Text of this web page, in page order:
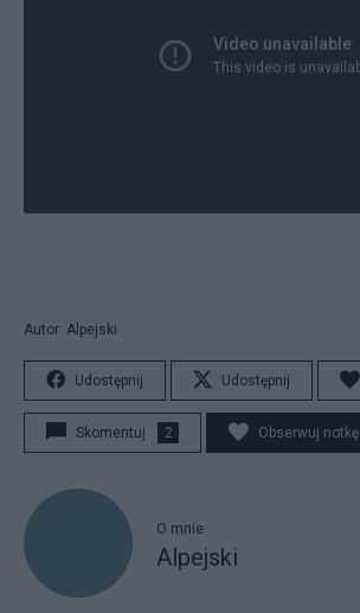
Autor: Alpejski
Udostępnij Udostępnij
Skomentuj 2 Obserwuj notkę
O mnie
Alpejski